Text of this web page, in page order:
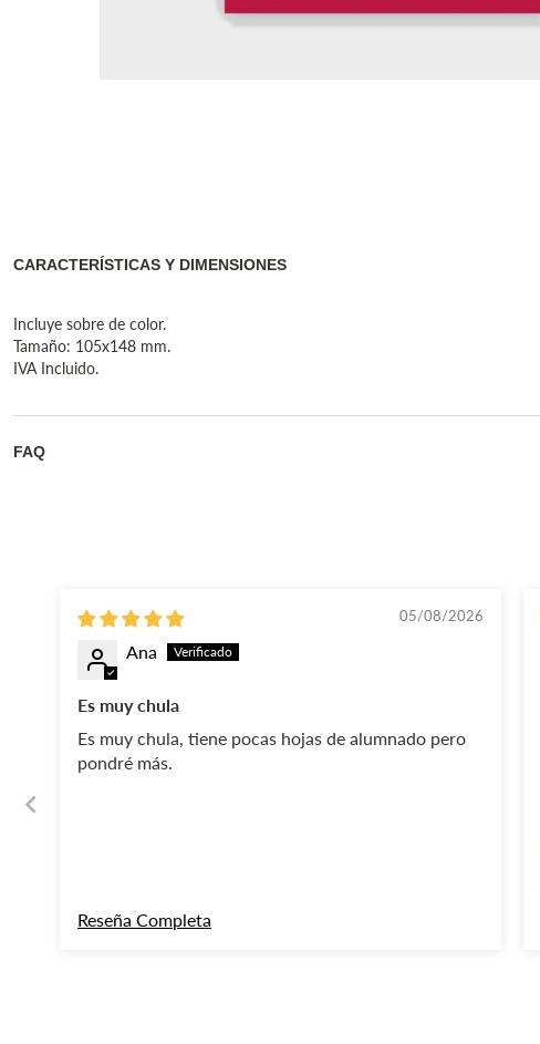
CARACTERÍSTICAS Y DIMENSIONES
Incluye sobre de color.
Tamaño: 105x148 mm.
IVA Incluido.
FAQ
05/08/2026
Ana
Es muy chula
Es muy chula, tiene pocas hojas de alumnado pero
pondré más.
Reseña Completa